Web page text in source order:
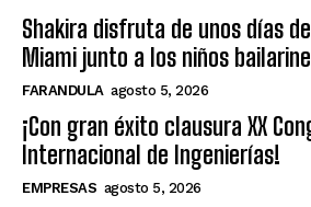
Shakira disfruta de unos días
Miami junto a los niños
FARANDULA agosto 5, 2026
¡Con gran éxito clausura XX
Internacional de Ingenierías!
EMPRESAS agosto 5, 2026